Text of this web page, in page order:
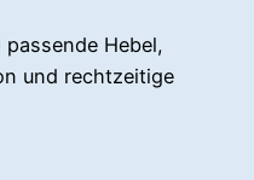
Hebel,
und rechtzeitige